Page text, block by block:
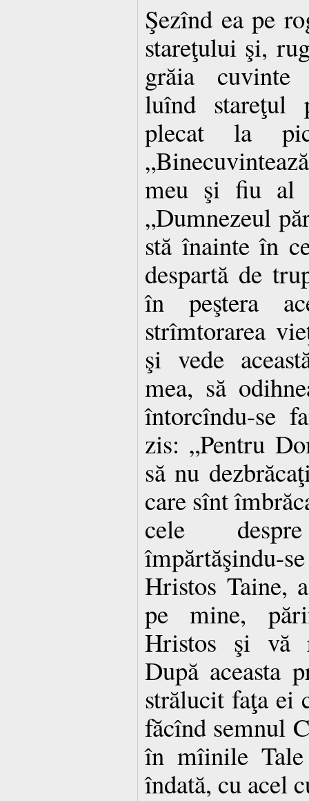
Şezînd ea pe
stareţului şi,
grăia cuvinte
luînd stareţul
plecat la
meu şi fiu al
„Dumnezeul
stă înainte în
despartă de
în peştera
strîmtorarea
şi vede
mea, să
întorcîndu-se
zis: „Pentru
să nu
care sînt
cele
împărtăşindu-
Hristos Taine,
pe mine,
Hristos şi vă
După aceasta
strălucit faţa ei
făcînd semnul
în mîinile
îndată, cu acel